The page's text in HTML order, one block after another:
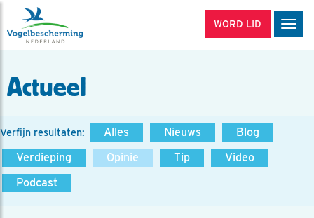
WORD LID
Actueel
Verfijn resultaten: Alles Nieuws
Blog
Verdieping
Opinie Tip
Video
Podcast